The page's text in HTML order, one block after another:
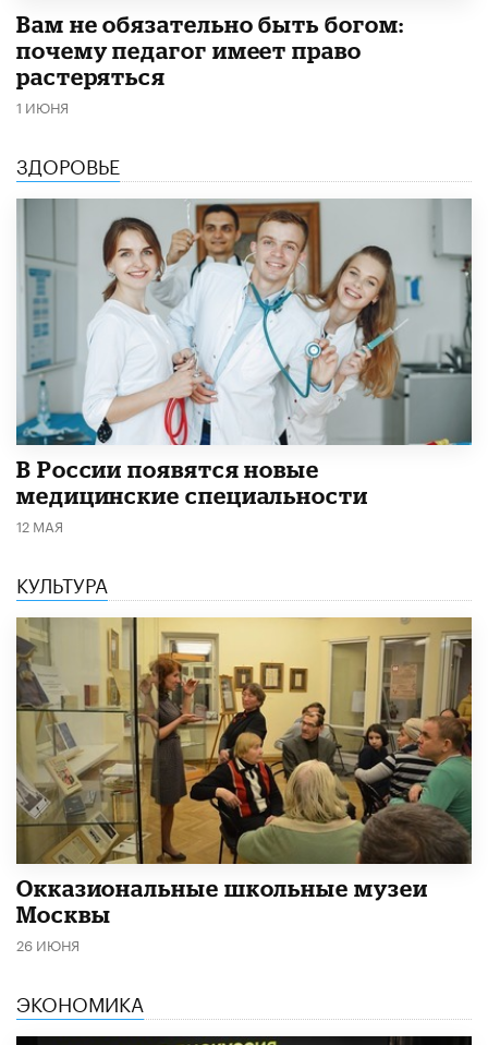
​Вам не обязательно быть богом:
почему педагог имеет право
растеряться
1 ИЮНЯ
ЗДОРОВЬЕ
В России появятся новые
медицинские специальности
12 МАЯ
КУЛЬТУРА
​Окказиональные школьные музеи
Москвы
26 ИЮНЯ
ЭКОНОМИКА